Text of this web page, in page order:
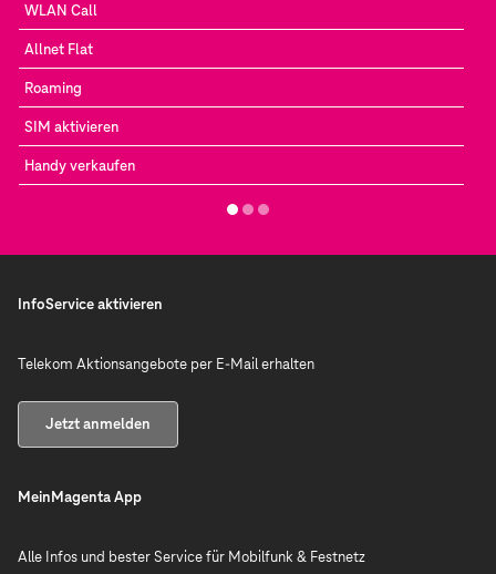
WLAN Call
Allnet Flat
Roaming
SIM aktivieren
Handy verkaufen
InfoService aktivieren
Telekom Aktionsangebote per E-Mail erhalten
Jetzt anmelden
MeinMagenta App
Alle Infos und bester Service für Mobilfunk & Festnetz